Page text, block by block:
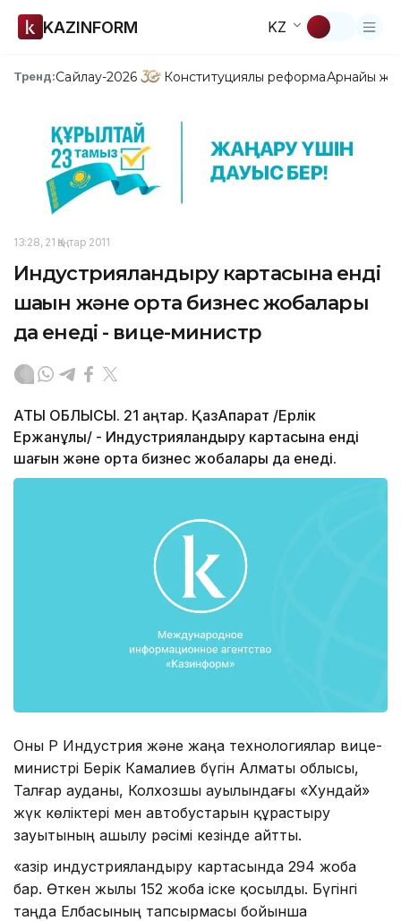
KAZINFORM KZ
Тренд:Сайлау-2026 Конституциялық реформаАрнайы
13:28, 21 Қаңтар 2011
Индустрияландыру картасына енді
шағын және орта бизнес жобалары
да енеді - вице-министр
АТЫ ОБЛЫСЫ. 21 қаңтар. ҚазАқпарат /Ерлік
Ержанұлы/ - Индустрияландыру картасына енді
шағын және орта бизнес жобалары да енеді.
Оны ҚР Индустрия және жаңа технологиялар вице-
министрі Берік Камалиев бүгін Алматы облысы,
Талғар ауданы, Колхозшы ауылындағы «Хундай»
жүк көліктері мен автобустарын құрастыру
зауытының ашылу рәсімі кезінде айтты.
«Қазір индустрияландыру картасында 294 жоба
бар. Өткен жылы 152 жоба іске қосылды. Бүгінгі
таңда Елбасының тапсырмасы бойынша